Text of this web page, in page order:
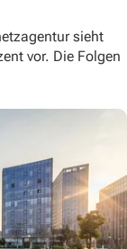
sieht
vor. Die Folgen